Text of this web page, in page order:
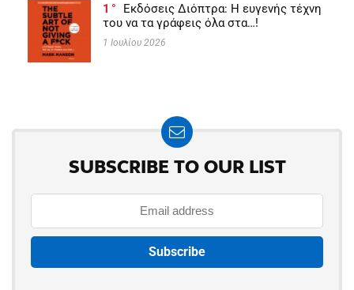
1
Εκδόσεις Διόπτρα: Η ευγενής τέχνη
του να τα γράφεις όλα στα…!
1 Ιουλίου 2026
SUBSCRIBE TO OUR LIST